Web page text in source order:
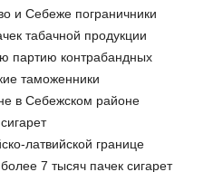
и Себеже пограничники
табачной продукции
партию контрабандных
таможенники
в Себежском районе
латвийской границе
7 тысяч пачек сигарет